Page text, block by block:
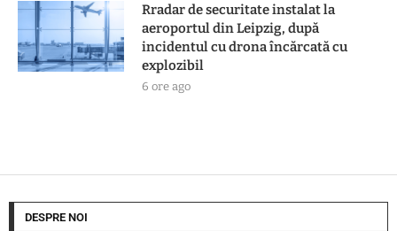
Rradar de securitate instalat la
aeroportul din Leipzig, după
incidentul cu drona încărcată cu
explozibil
6 ore ago
DESPRE NOI